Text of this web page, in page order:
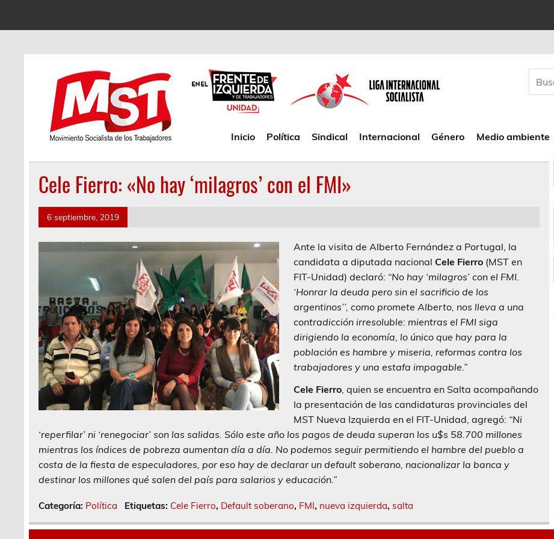
Inicio Política Sindical Internacional Género Medio ambiente
Cele Fierro: «No hay ‘milagros’ con el FMI»
6 septiembre, 2019
Ante la visita de Alberto Fernández a Portugal, la
candidata a diputada nacionalCele Fierro (MST en
FIT-Unidad) declaró: “No hay ‘milagros’ con el FMI.
‘Honrar la deuda pero sin el sacrificio de los
argentinos’’, como promete Alberto, nos lleva a una
contradicción irresoluble: mientras el FMI siga
dirigiendo la economía, lo único que hay para la
población es hambre y miseria, reformas contra los
trabajadores y una estafa impagable.”
Cele Fierro , quien se encuentra en Salta acompañando
la presentación de las candidaturas provinciales del
MST Nueva Izquierda en el FIT-Unidad, agregó: “Ni
‘reperfilar’ ni ‘renegociar’ son las salidas. Sólo este año los pagos de deuda superan los u$s 58.700 millones
mientras los índices de pobreza aumentan día a día. No podemos seguir permitiendo el hambre del pueblo a
costa de la fiesta de especuladores, por eso hay de declarar un default soberano, nacionalizar la banca y
destinar los millones qué salen del país para salarios y educación.”
Categoría: Política Etiquetas: Cele Fierro, Default soberano, FMI, nueva izquierda, salta